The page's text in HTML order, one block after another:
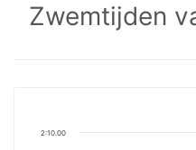
Zwemtijden
2:10.00